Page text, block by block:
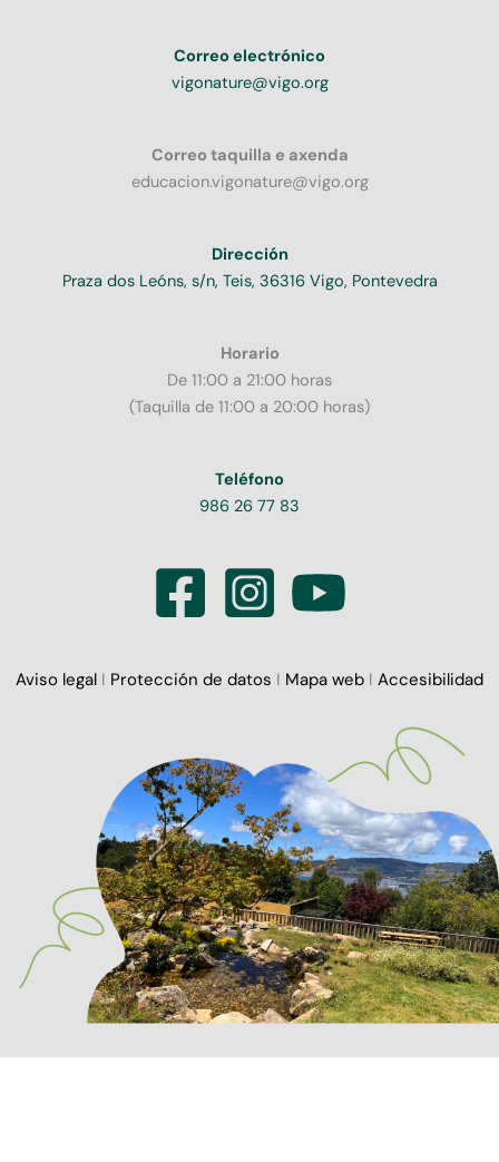
Correo electrónico
vigonature@vigo.org
Correo taquilla e axenda
educacion.vigonature@vigo.org
Dirección
Praza dos Leóns, s/n, Teis, 36316 Vigo, Pontevedra
Horario
De 11:00 a 21:00 horas
(Taquilla de 11:00 a 20:00 horas)
Teléfono
986 26 77 83
Aviso legal I Protección de datos I Mapa web I Accesibilidad